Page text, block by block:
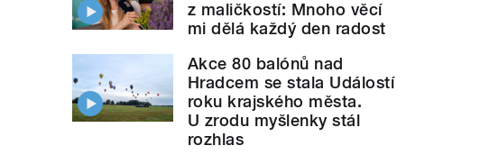
z maličkostí: Mnoho věcí
mi dělá každý den radost
Akce 80 balónů nad
Hradcem se stala Událostí
roku krajského města.
U zrodu myšlenky stál
rozhlas